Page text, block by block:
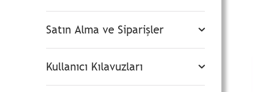
Satın Alma ve Siparişler
Kullanıcı Kılavuzları